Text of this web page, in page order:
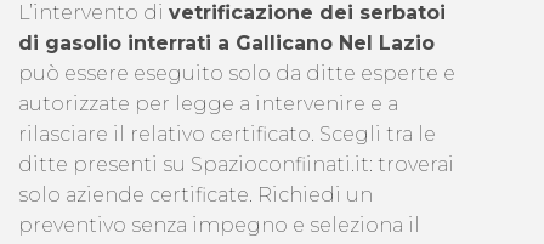
L’intervento di vetrificazione dei serbatoi
di gasolio interrati a Gallicano Nel Lazio
può essere eseguito solo da ditte esperte e
autorizzate per legge a intervenire e a
rilasciare il relativo certificato. Scegli tra le
ditte presenti su Spazioconfiinati.it: troverai
solo aziende certificate. Richiedi un
preventivo senza impegno e seleziona il